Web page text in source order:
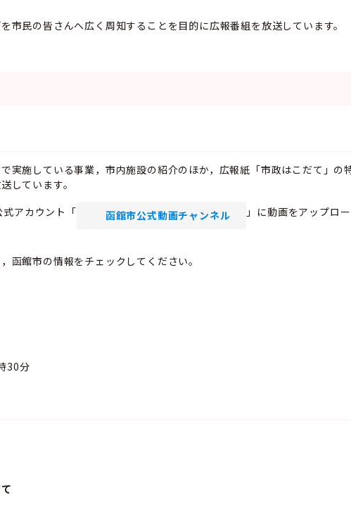
市民の皆さんへ広く周知することを目的に広報番組を放送しています。
実施している事業，市内施設の紹介のほか，広報紙「市政はこだて」の
しています。
アカウント「
函館市公式動画チャンネル
」に動画をアップロ
函館市の情報をチェックしてください。
30分